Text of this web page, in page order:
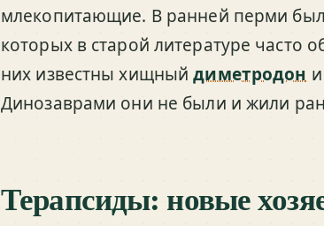
млекопитающие. В ранней перми
которых в старой литературе часто
них известны хищныйдиметродон
Динозаврами они не были и жили
Терапсиды: новые